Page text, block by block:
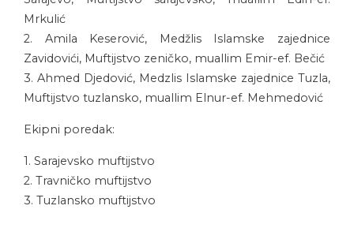
Mrkulić
2. Amila Keserović, Medžlis Islamske zajednice
Zavidovići, Muftijstvo zeničko, muallim Emir-ef. Bečić
3. Ahmed Djedović, Medzlis Islamske zajednice Tuzla,
Muftijstvo tuzlansko, muallim Elnur-ef. Mehmedović
Ekipni poredak:
1. Sarajevsko muftijstvo
2. Travničko muftijstvo
3. Tuzlansko muftijstvo